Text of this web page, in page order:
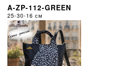
A-ZP-112-GREEN
25-30-16 см